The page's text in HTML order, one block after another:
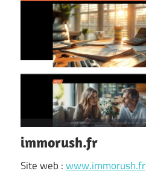
immorush.fr
Site web :www.immorush.fr